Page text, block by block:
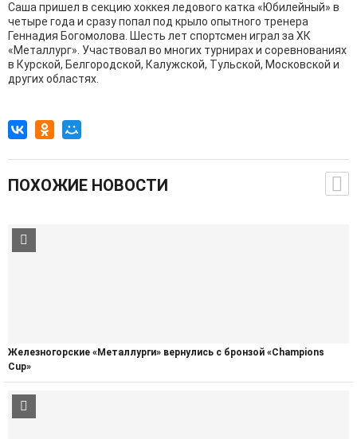
Саша пришел в секцию хоккея ледового катка «Юбилейный» в
четыре года и сразу попал под крыло опытного тренера
Геннадия Богомолова. Шесть лет спортсмен играл за ХК
«Металлург». Участвовал во многих турнирах и соревнованиях
в Курской, Белгородской, Калужской, Тульской, Московской и
других областях.
ПОХОЖИЕ НОВОСТИ
Железногорские «Металлурги» вернулись с бронзой «Champions
Cup»